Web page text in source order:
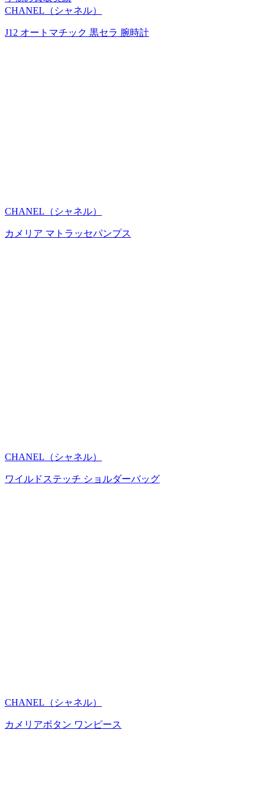
CHANEL（シャネル）
J12 オートマチック 黒セラ 腕時計
CHANEL（シャネル）
カメリア マトラッセパンプス
CHANEL（シャネル）
ワイルドステッチ ショルダーバッグ
CHANEL（シャネル）
カメリアボタン ワンピース